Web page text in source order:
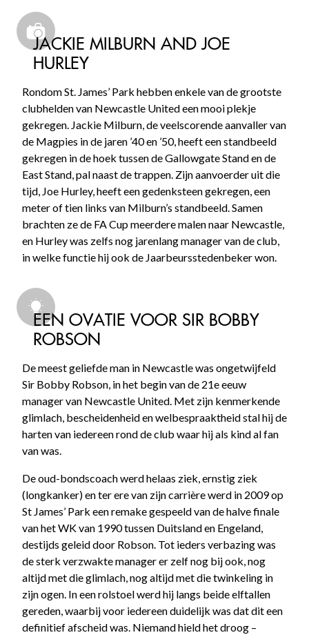
JACKIE MILBURN AND JOE
HURLEY
Rondom St. James’ Park hebben enkele van de grootste
clubhelden van Newcastle United een mooi plekje
gekregen. Jackie Milburn, de veelscorende aanvaller van
de Magpies in de jaren ’40 en ’50, heeft een standbeeld
gekregen in de hoek tussen de Gallowgate Stand en de
East Stand, pal naast de trappen. Zijn aanvoerder uit die
tijd, Joe Hurley, heeft een gedenksteen gekregen, een
meter of tien links van Milburn’s standbeeld. Samen
brachten ze de FA Cup meerdere malen naar Newcastle,
en Hurley was zelfs nog jarenlang manager van de club,
in welke functie hij ook de Jaarbeursstedenbeker won.
EEN OVATIE VOOR SIR BOBBY
ROBSON
De meest geliefde man in Newcastle was ongetwijfeld
Sir Bobby Robson, in het begin van de 21e eeuw
manager van Newcastle United. Met zijn kenmerkende
glimlach, bescheidenheid en welbespraaktheid stal hij de
harten van iedereen rond de club waar hij als kind al fan
van was.
De oud-bondscoach werd helaas ziek, ernstig ziek
(longkanker) en ter ere van zijn carrière werd in 2009 op
St James’ Park een remake gespeeld van de halve finale
van het WK van 1990 tussen Duitsland en Engeland,
destijds geleid door Robson. Tot ieders verbazing was
de sterk verzwakte manager er zelf nog bij ook, nog
altijd met die glimlach, nog altijd met die twinkeling in
zijn ogen. In een rolstoel werd hij langs beide elftallen
gereden, waarbij voor iedereen duidelijk was dat dit een
definitief afscheid was. Niemand hield het droog –